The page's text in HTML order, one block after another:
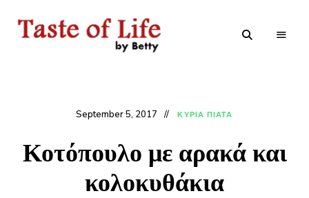
September 5, 2017 ΚΥΡΙΑ ΠΙΑΤΑ
Κοτόπουλο με αρακά και
κολοκυθάκια